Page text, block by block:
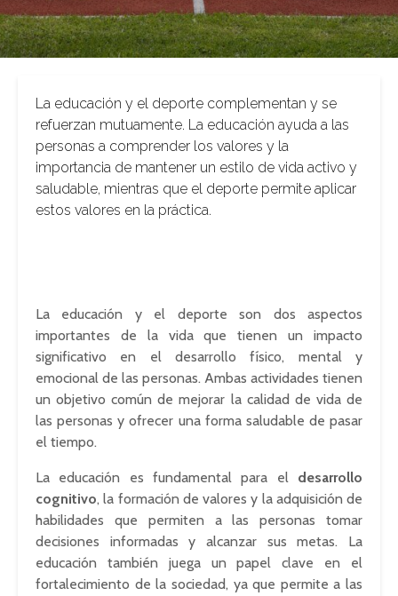
La educación y el deporte complementan y se
refuerzan mutuamente. La educación ayuda a las
personas a comprender los valores y la
importancia de mantener un estilo de vida activo y
saludable, mientras que el deporte permite aplicar
estos valores en la práctica.
La educación y el deporte son dos aspectos
importantes de la vida que tienen un impacto
significativo en el desarrollo físico, mental y
emocional de las personas. Ambas actividades tienen
un objetivo común de mejorar la calidad de vida de
las personas y ofrecer una forma saludable de pasar
el tiempo.
La educación es fundamental para el desarrollo
cognitivo, la formación de valores y la adquisición de
habilidades que permiten a las personas tomar
decisiones informadas y alcanzar sus metas. La
educación también juega un papel clave en el
fortalecimiento de la sociedad, ya que permite a las